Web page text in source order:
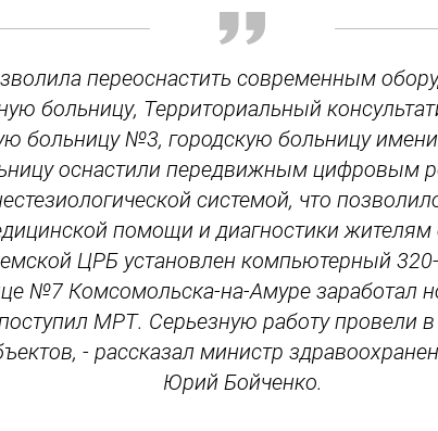
переоснастить современным
больницу, Территориальный
больницу №3, городскую больницу
оснастили передвижным цифровым
системой, что
помощи и диагностики жителям
ЦРБ установлен компьютерный
№7 Комсомольска-на-Амуре заработал
МРТ. Серьезную работу провели в
- рассказал министр
Юрий Бойченко.